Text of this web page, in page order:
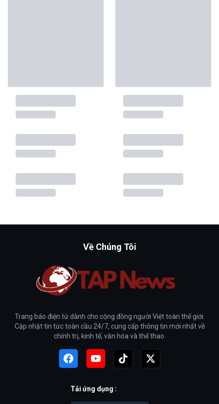
Về Chúng Tôi
Trang báo điện tử dành cho cộng đồng người Việt toàn thế giới.
Cập nhật tin tức toàn cầu 24/7, cung cấp thông tin mới nhất về
chính trị, kinh tế, văn hóa và thể thao.
Tải ứng dụng :